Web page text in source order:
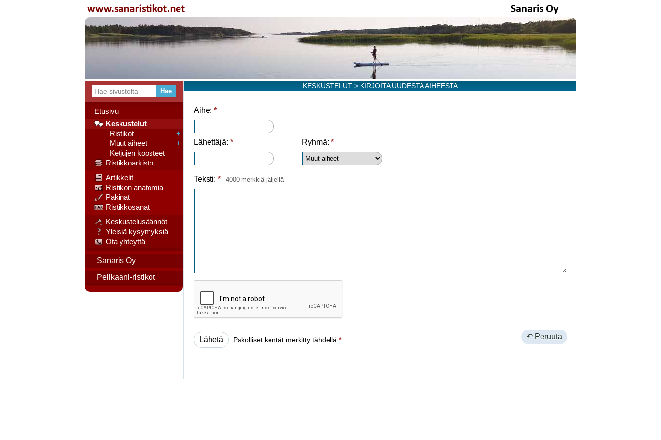
Etusivu
Keskustelut
Ristikot
+
Muut aiheet
+
Ketjujen koosteet
Ristikkoarkisto
Artikkelit
Ristikon anatomia
Pakinat
Ristikkosanat
Keskustelusäännöt
Yleisiä kysymyksiä
Ota yhteyttä
Sanaris Oy
Pelikaani-ristikot
KESKUSTELUT> KIRJOITA UUDESTA AIHEESTA
Aihe: *
Lähettäjä: * Ryhmä:*
Teksti: * 4000 merkkiä jäljellä
Pakolliset kentät merkitty tähdellä * ↶ Peruuta